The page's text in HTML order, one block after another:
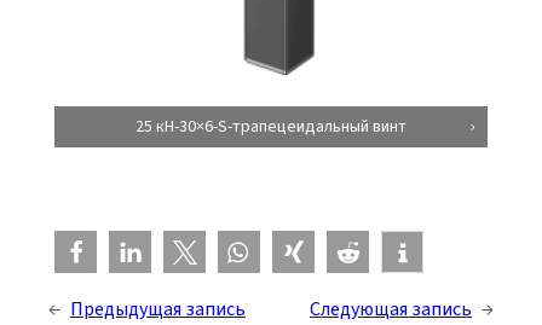
25 кН-30×6-S-трапецеидальный винт
← Предыдущая запись Следующая запись →